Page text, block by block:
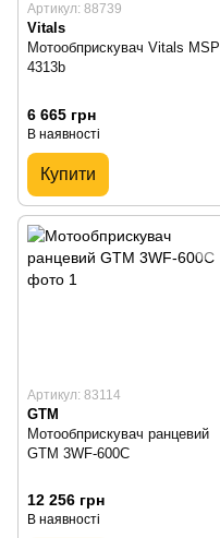
Артикул: 88739
Vitals
Мотообприскувач Vitals MSP
4313b
6 665 грн
В наявності
Купити
Артикул: 83114
GTM
Мотообприскувач ранцевий
GTM 3WF-600C
12 256 грн
В наявності